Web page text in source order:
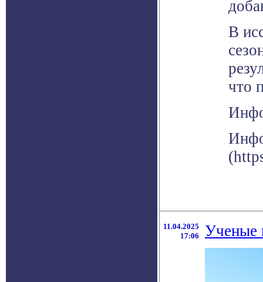
В
что
11.04.2025
17:06
Ученые